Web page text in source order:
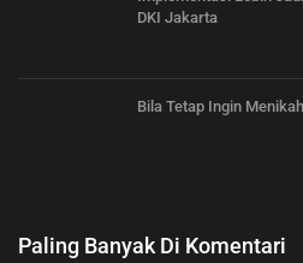
DKI Jakarta
Bila Tetap Ingin
Paling Banyak Di Komentari